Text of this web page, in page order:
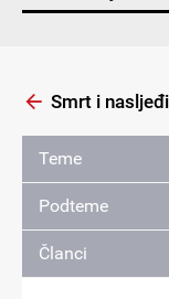
Smrt i
Teme
Podteme
Članci